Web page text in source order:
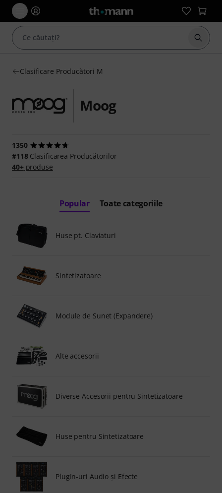
Clasificare Producători M
Moog
1350
#118Clasificarea Producătorilor
40+produse
Popular Toate categoriile
Huse pt. Claviaturi
Sintetizatoare
Module de Sunet (Expandere)
Alte accesorii
Diverse Accesorii pentru Sintetizatoare
Huse pentru Sintetizatoare
PlugIn-uri Audio şi Efecte